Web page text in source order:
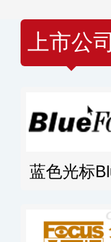
上市公司